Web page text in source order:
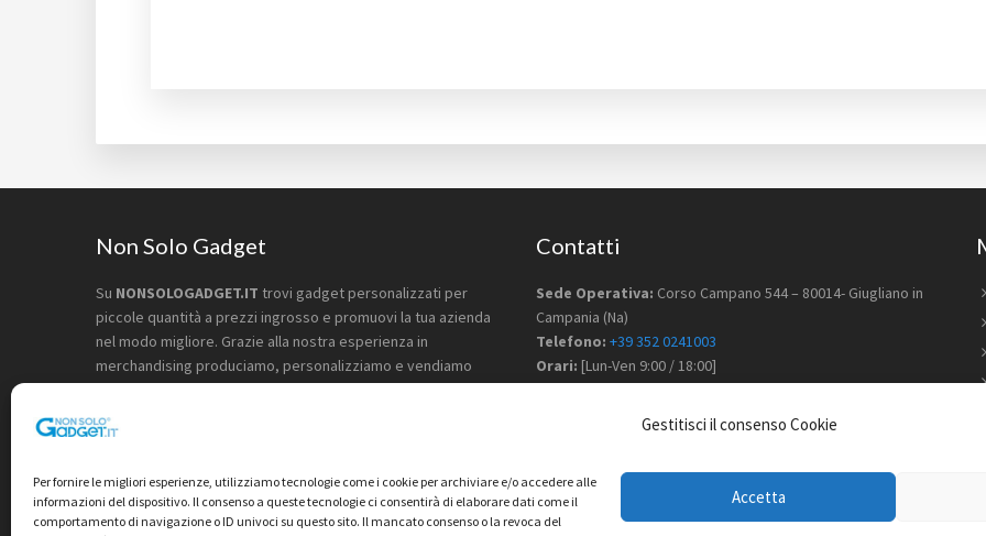
Gestitisci il consenso Cookie
Per fornire le migliori esperienze, utilizziamo tecnologie come i cookie per archiviare e/o accedere alle
informazioni del dispositivo. Il consenso a queste tecnologie ci consentirà di elaborare dati come il
comportamento di navigazione o ID univoci su questo sito. Il mancato consenso o la revoca del
Accetta
Non Solo Gadget
Su NONSOLOGADGET.IT trovi gadget personalizzati per
piccole quantità a prezzi ingrosso e promuovi la tua azienda
nel modo migliore. Grazie alla nostra esperienza in
merchandising produciamo, personalizziamo e vendiamo
online tutti gli articoli pubblicitari.Spediamo ordini di
piccole quantità in 72 ore
sovraprezzo.
Contatti
Sede Operativa: Corso Campano 544 – 80014- Giugliano in
Campania (Na)
Telefono: +39 352 0241003
Orari: [Lun-Ven 9:00 / 18:00]
info@nonsologadget.it
P.iva:08115941216